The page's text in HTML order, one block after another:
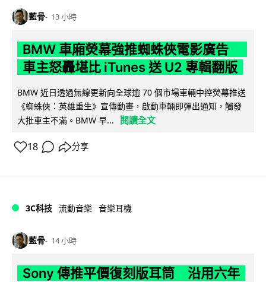
藍骨 13 小時
BMW 車廂熒幕強推蜘蛛俠電影廣告
車主怒轟堪比 iTunes 送 U2 專輯翻版
BMW 近日透過無線更新向全球逾 70 個市場車輛中控熒幕推送
《蜘蛛俠：英雄重生》宣傳動畫，啟動車輛即彈出通知，觸發
大批車主不滿。BMW 早...
閱讀全文
18 分享
3C科技 流動音樂 音樂耳機
藍骨 14 小時
Sony 傳推平價復刻版耳筒 沿用六年